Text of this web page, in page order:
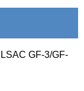
GF-3/GF-